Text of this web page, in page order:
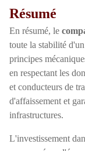
Résumé
En résumé, le
toute la stabilité
principes
en respectant les
et conducteurs de
d'affaissement et
infrastructures.
L'investissement